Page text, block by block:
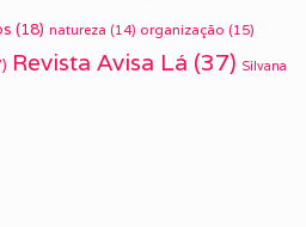
(18) natureza (14) organização (15)
Revista Avisa Lá (37) Silvana